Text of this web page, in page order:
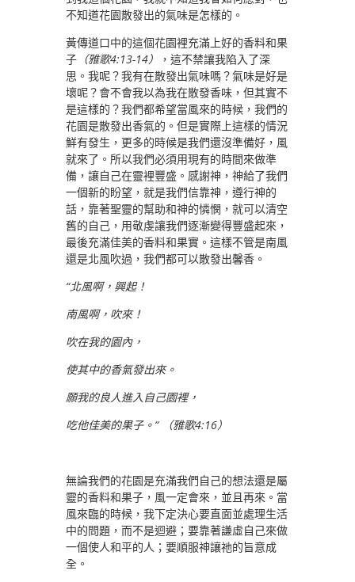
不知道花園散發出的氣味是怎樣的。
黃傳道口中的這個花園裡充滿上好的香料和果
子 （雅歌4:13-14）
，這不禁讓我陷入了深
思。我呢？我有在散發出氣味嗎？氣味是好是
壞呢？會不會我以為我在散發香味，但其實不
是這樣的？我們都希望當風來的時候，我們的
花園是散發出香氣的。但是實際上這樣的情況
鮮有發生，更多的時候是我們還沒準備好，風
就來了。所以我們必須用現有的時間來做準
備，讓自己在靈裡豐盛。感謝神，神給了我們
一個新的盼望，就是我們信靠神，遵行神的
話，靠著聖靈的幫助和神的憐憫，就可以清空
舊的自己，用敬虔讓我們逐漸變得豐盛起來，
最後充滿佳美的香料和果實。這樣不管是南風
還是北風吹過，我們都可以散發出馨香。
“北風啊，興起！
南風啊，吹來！
吹在我的園內，
使其中的香氣發出來。
願我的良人進入自己園裡，
吃他佳美的果子。“ （雅歌4:16）
無論我們的花園是充滿我們自己的想法還是屬
靈的香料和果子，風一定會來，並且再來。當
風來臨的時候，我下定決心要直面並處理生活
中的問題，而不是迴避；要靠著謙虛自己來做
一個使人和平的人；要順服神讓祂的旨意成
全。